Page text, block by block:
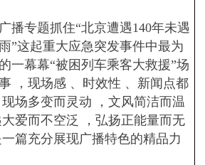
专题抓住“北京遭遇140年未遇
”这起重大应急突发事件中最为
一幕幕“被困列车乘客大救援”场
，现场感 、时效性 、新闻点都
场多变而灵动 ，文风简洁而温
爱而不空泛 ，弘扬正能量而无
篇充分展现广播特色的精品力